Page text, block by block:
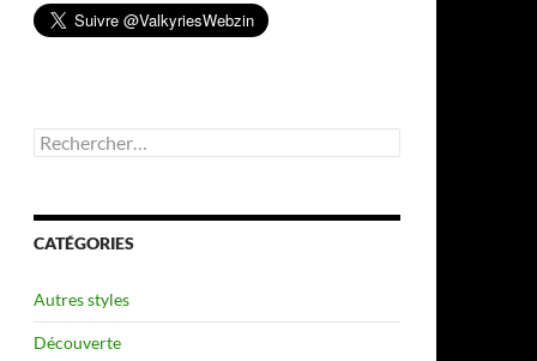
Rechercher :
CATÉGORIES
Autres styles
Découverte